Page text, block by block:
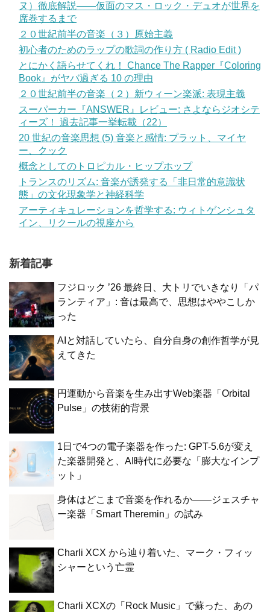
ヌ）徹底解説——仮面のマス・ロック・デュオが世界を
席巻するまで
２０世紀前半の音楽（３）原始主義
初心者のためのラップの歌詞の作り方 ( Radio Edit )
とにかく語らせてくれ！ Chance The Rapper『Coloring
Book』がヤバ過ぎる 10 の理由
２０世紀前半の音楽（２）新ウィーン楽派: 表現主義
スーパーカー『ANSWER』レビュー: さよならジオシテ
ィーズ！ 過去記事一挙転載（22）
20 世紀の音楽思想 (5) 音楽と感情: プラット、マイヤ
ー、クック
概念としてのトロピカル・ヒップホップ
トランスのリズム: 音楽が誘発する「非日常的意識状
態」の文化現象学と神経科学
アーティキュレーションを哲学する: ウィトゲンシュタ
イン、リクールの視座から
新着記事
フジロック ’26 最終日、大トリでいきなり「パ
ランティア」: 音は最高で、思想はややこしか
った
AIと対話していたら、自分自身の創作哲学が見
えてきた
円運動から音楽を生み出すWeb楽器「Orbital
Pulse」の技術的背景
1日で4つの電子楽器を作った: GPT-5.6が変え
た楽器開発と、AI時代に必要な「膨大なインプ
ット」
身体はどこまで音楽を作れるか——ジェスチャ
ー楽器「Smart Theremin」の試み
Charli XCX から辿り着いた、マーク・フィッ
シャーという亡霊
Charli XCXの「Rock Music」で蘇った、あの